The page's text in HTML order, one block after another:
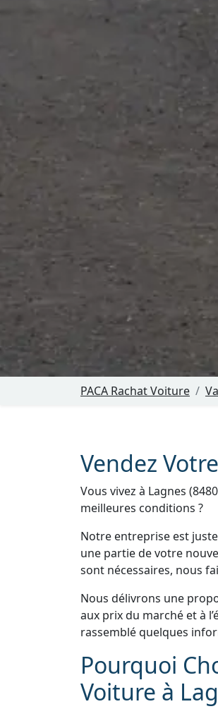
PACA Rachat Voiture
Vendez
Vous vivez à Lagnes
meilleures conditions ?
Notre entreprise est
une partie de votre
sont nécessaires, nous
Nous délivrons une
aux prix du marché et à
rassemblé quelques
Pourquoi
Voiture à